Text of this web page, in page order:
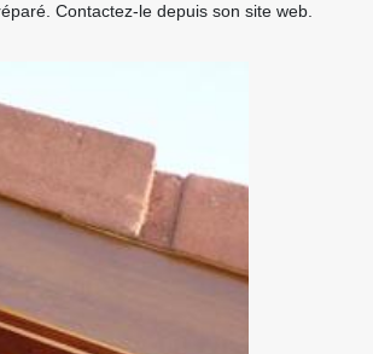
Contactez-le depuis son site web.